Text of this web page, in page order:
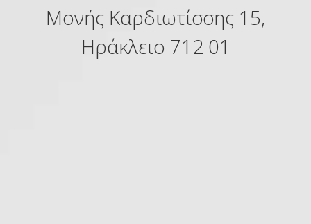
Μονής Καρδιωτίσσης 15,
Ηράκλειο 712 01